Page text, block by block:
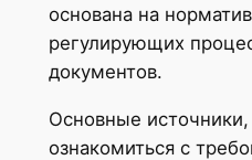
основана на
регулирующих
документов.
Основные
ознакомиться с